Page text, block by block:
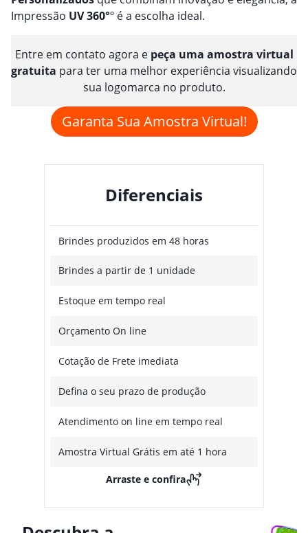
Impressão UV 360°º é a escolha ideal.
Entre em contato agora e peça uma amostra virtual
gratuita para ter uma melhor experiência visualizando
sua logomarca no produto.
Garanta Sua Amostra Virtual!
Diferenciais
Brindes produzidos em 48 horas
Brindes a partir de 1 unidade
Estoque em tempo real
Orçamento On line
Cotação de Frete imediata
Defina o seu prazo de produção
Atendimento on line em tempo real
Amostra Virtual Grátis em até 1 hora
Arraste e confira